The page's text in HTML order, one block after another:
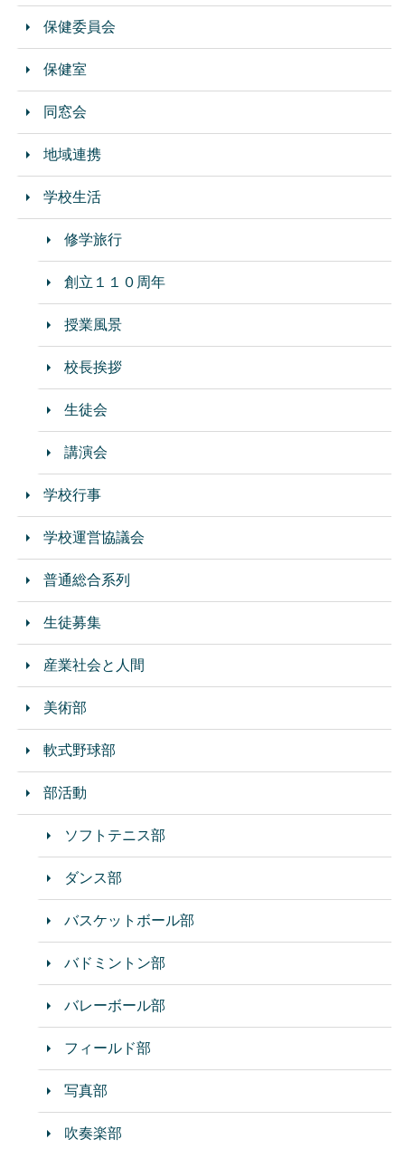
保健委員会
保健室
同窓会
地域連携
学校生活
修学旅行
創立１１０周年
授業風景
校長挨拶
生徒会
講演会
学校行事
学校運営協議会
普通総合系列
生徒募集
産業社会と人間
美術部
軟式野球部
部活動
ソフトテニス部
ダンス部
バスケットボール部
バドミントン部
バレーボール部
フィールド部
写真部
吹奏楽部